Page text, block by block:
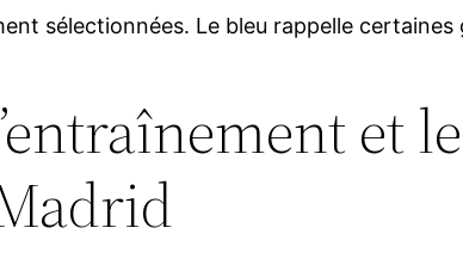
sélectionnées. Le bleu rappelle
et